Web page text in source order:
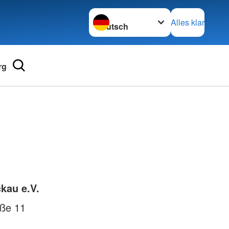
Sprache wechseln zu
Alles klar
und Lob
e.V.
11